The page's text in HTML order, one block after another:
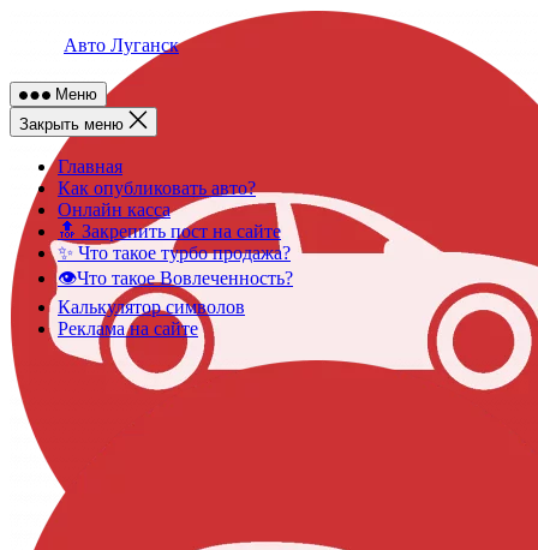
Авто Луганск
Меню
Закрыть меню
Главная
Как опубликовать авто?
Онлайн касса
🔝 Закрепить пост на сайте
✨ Что такое турбо продажа?
👁️Что такое Вовлеченность?
Калькулятор символов
Реклама на сайте